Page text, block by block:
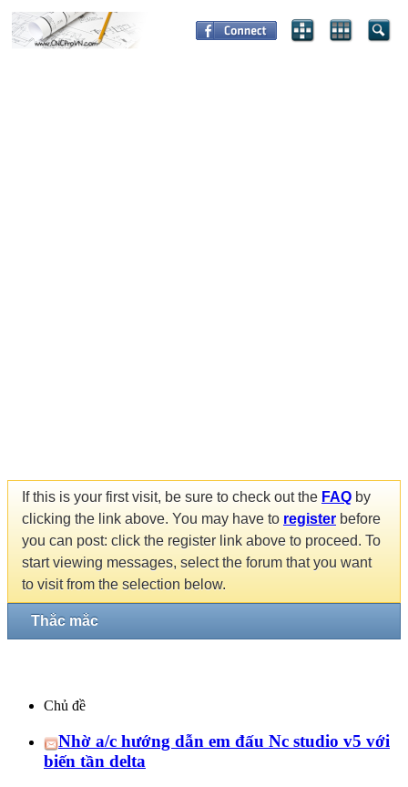
If this is your first visit, be sure to check out the FAQ by
clicking the link above. You may have to register before
you can post: click the register link above to proceed. To
start viewing messages, select the forum that you want
to visit from the selection below.
Thắc mắc
Chủ đề
Nhờ a/c hướng dẫn em đấu Nc studio v5 với
biến tần delta